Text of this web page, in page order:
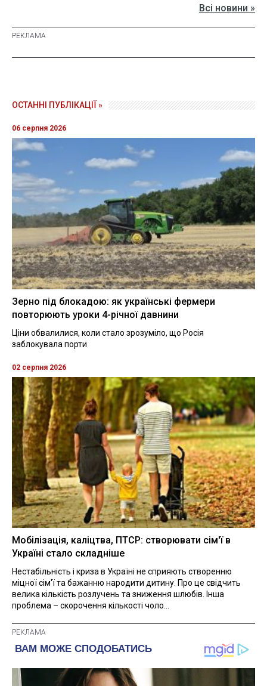
Всі новини »
ОСТАННІ ПУБЛІКАЦІЇ »
06 серпня 2026
Зерно під блокадою: як українські фермери
повторюють уроки 4-річної давнини
Ціни обвалилися, коли стало зрозуміло, що Росія
заблокувала порти
02 серпня 2026
Мобілізація, каліцтва, ПТСР: створювати сім'ї в
Україні стало складніше
Нестабільність і криза в Україні не сприяють створенню
міцної сім'ї та бажанню народити дитину. Про це свідчить
велика кількість розлучень та зниження шлюбів. Інша
проблема – скорочення кількості чоло...